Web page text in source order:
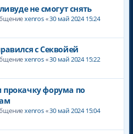
не смогут снять
xenros«30 май 2024 15:24
с Секвойей
xenros«30 май 2024 15:22
форума по
xenros«30 май 2024 15:04